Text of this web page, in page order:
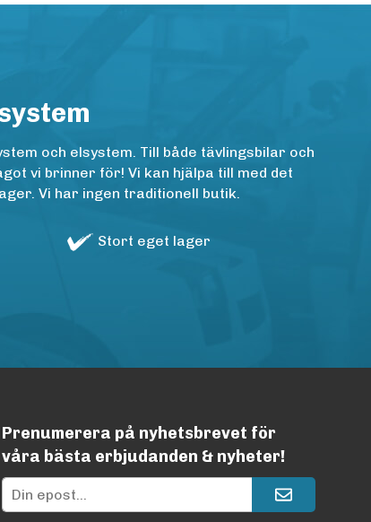
och elsystem. Till både tävlingsbilar och
vi brinner för! Vi kan hjälpa till med det
Vi har ingen traditionell butik.
Stort eget lager
Prenumerera på nyhetsbrevet för
våra bästa erbjudanden & nyheter!